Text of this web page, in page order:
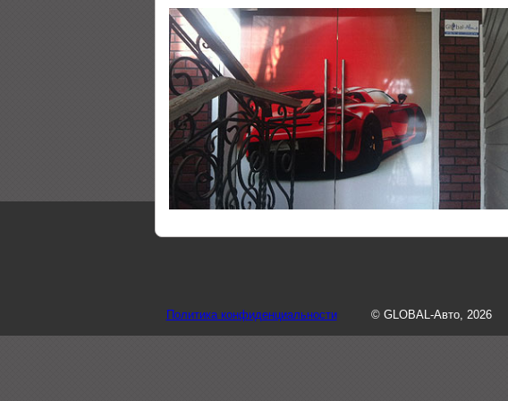
Политика конфиденциальности © GLOBAL-Авто, 2026